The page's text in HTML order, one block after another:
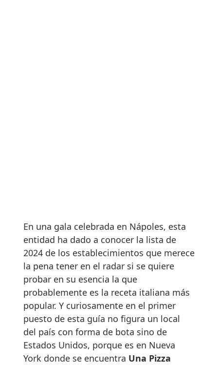
En una gala celebrada en Nápoles, esta
entidad ha dado a conocer la lista de
2024 de los establecimientos que merece
la pena tener en el radar si se quiere
probar en su esencia la que
probablemente es la receta italiana más
popular. Y curiosamente en el primer
puesto de esta guía no figura un local
del país con forma de bota sino de
Estados Unidos, porque es en Nueva
York donde se encuentra Una Pizza